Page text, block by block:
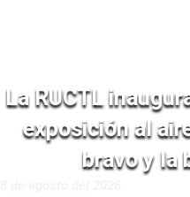
La RUCTL
exposición al
bravo y la